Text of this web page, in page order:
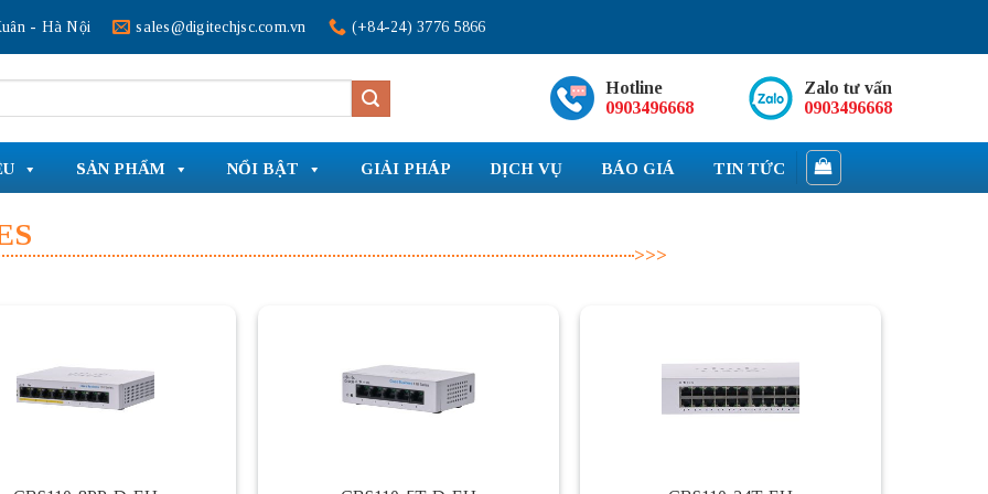
- Hà Nội sales@digitechjsc.com.vn (+84-24) 3776 5866
Hotline
0903496668
Zalo tư vấn
0903496668
SẢN PHẨM NỔI BẬT GIẢI PHÁP DỊCH VỤ BÁO GIÁ TIN TỨC